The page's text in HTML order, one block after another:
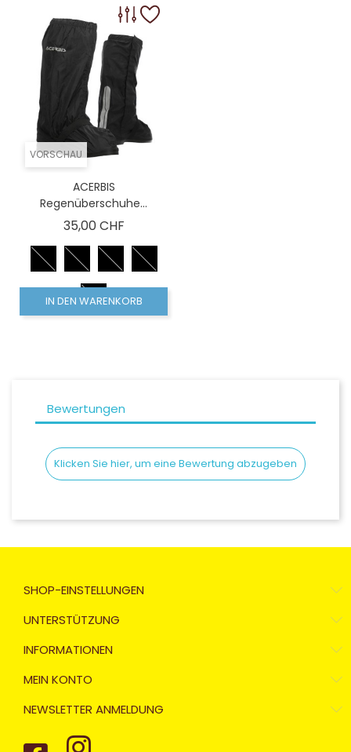
VORSCHAU
ACERBIS
Regenüberschuhe...
35,00 CHFPreis
IN DEN WARENKORB
Bewertungen
Klicken Sie hier, um eine Bewertung abzugeben
SHOP-EINSTELLUNGEN
UNTERSTÜTZUNG
INFORMATIONEN
MEIN KONTO
NEWSLETTER ANMELDUNG